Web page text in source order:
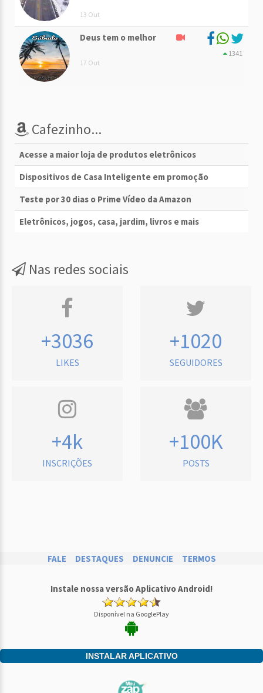
13 Out
Deus tem o melhor
17 Out
1341
Cafezinho...
Acesse a maior loja de produtos eletrônicos
Dispositivos de Casa Inteligente em promoção
Teste por 30 dias o Prime Vídeo da Amazon
Eletrônicos, jogos, casa, jardim, livros e mais
Nas redes sociais
+3036
LIKES
+1020
SEGUIDORES
+4k
INSCRIÇÕES
+100K
POSTS
FALE DESTAQUES DENUNCIE TERMOS
Instale nossa versão Aplicativo Android!
Disponível na GooglePlay
INSTALAR APLICATIVO